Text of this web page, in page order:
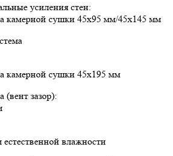
усиления стен:
камерной сушки 45х95 мм/45х145 мм
камерной сушки 45х195 мм
(вент зазор):
влажности